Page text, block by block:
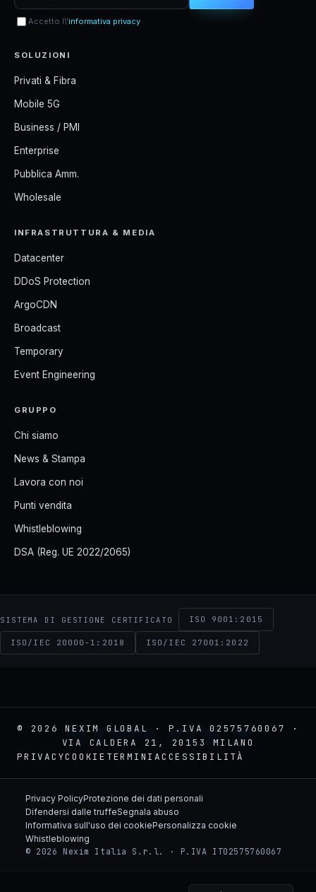
Accetto l\'informativa privacy
SOLUZIONI
Privati & Fibra
Mobile 5G
Business / PMI
Enterprise
Pubblica Amm.
Wholesale
INFRASTRUTTURA & MEDIA
Datacenter
DDoS Protection
ArgoCDN
Broadcast
Temporary
Event Engineering
GRUPPO
Chi siamo
News & Stampa
Lavora con noi
Punti vendita
Whistleblowing
DSA (Reg. UE 2022/2065)
SISTEMA DI GESTIONE CERTIFICATO ISO 9001:2015
ISO/IEC 20000-1:2018 ISO/IEC 27001:2022
© 2026 NEXIM GLOBAL · P.IVA 02575760067 ·
VIA CALDERA 21, 20153 MILANO
PRIVACYCOOKIE TERMINI ACCESSIBILITÀ
NEXIM
Privacy PolicyProtezione dei dati personali
Difendersi dalle truffeSegnala abuso
Informativa sull'uso dei cookiePersonalizza cookie
Whistleblowing
© 2026 Nexim Italia S.r.l. · P.IVA IT02575760067